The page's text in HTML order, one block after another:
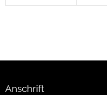
Anschrift